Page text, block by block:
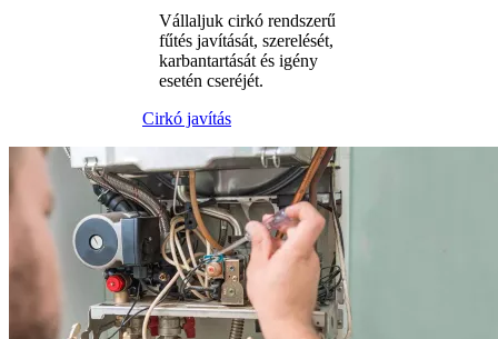
Vállaljuk cirkó rendszerű
fűtés javítását, szerelését,
karbantartását és igény
esetén cseréjét.
Cirkó javítás